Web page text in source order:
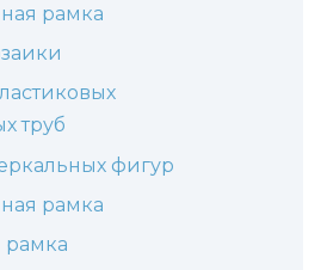
рамка
труб
фигур
рамка
рамка